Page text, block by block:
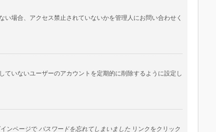
場合、アクセス禁止されていないかを管理人にお問い合わせく
いないユーザーのアカウントを定期的に削除するように設定し
ンページで パスワードを忘れてしまいましたリンクをクリック